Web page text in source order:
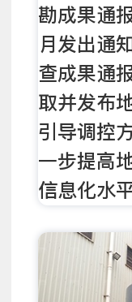
勘成果通
月发出通
查成果通
取并发布
引导调控
一步提高
信息化水